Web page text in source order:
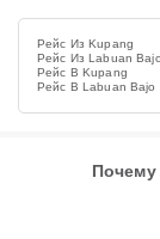
Рейс Из Kupang
Рейс Из Labuan Bajo
Рейс В Kupang
Рейс В Labuan Bajo
Почему